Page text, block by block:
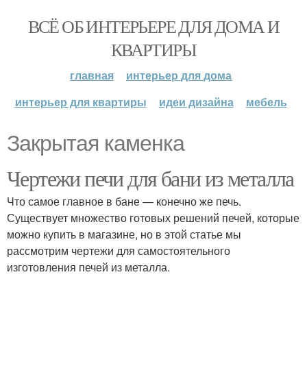
ВСЁ ОБ ИНТЕРЬЕРЕ ДЛЯ ДОМА И
КВАРТИРЫ
главная
интерьер для дома
интерьер для квартиры
идеи дизайна мебель
Закрытая каменка
Чертежи печи для бани из металла
Что самое главное в бане — конечно же печь.
Существует множество готовых решений печей, которые
можно купить в магазине, но в этой статье мы
рассмотрим чертежи для самостоятельного
изготовления печей из металла.